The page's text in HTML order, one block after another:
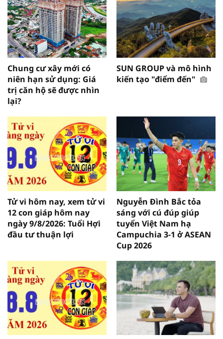
Chung cư xây mới có
niên hạn sử dụng: Giá
trị căn hộ sẽ được nhìn
lại?
SUN GROUP và mô hình
kiến tạo "điểm đến"
Tử vi hôm nay, xem tử vi
12 con giáp hôm nay
ngày 9/8/2026: Tuổi Hợi
đầu tư thuận lợi
Nguyễn Đình Bắc tỏa
sáng với cú đúp giúp
tuyển Việt Nam hạ
Campuchia 3-1 ở ASEAN
Cup 2026